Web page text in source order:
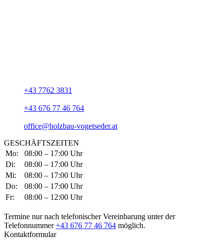
+43 7762 3831
+43 676 77 46 764
office@holzbau-vogetseder.at
GESCHÄFTSZEITEN
Mo:
08:00 – 17:00 Uhr
Di:
08:00 – 17:00 Uhr
Mi:
08:00 – 17:00 Uhr
Do:
08:00 – 17:00 Uhr
Fr:
08:00 – 12:00 Uhr
Termine nur nach telefonischer Vereinbarung unter der
Telefonnummer+43 676 77 46 764 möglich.
Kontaktformular